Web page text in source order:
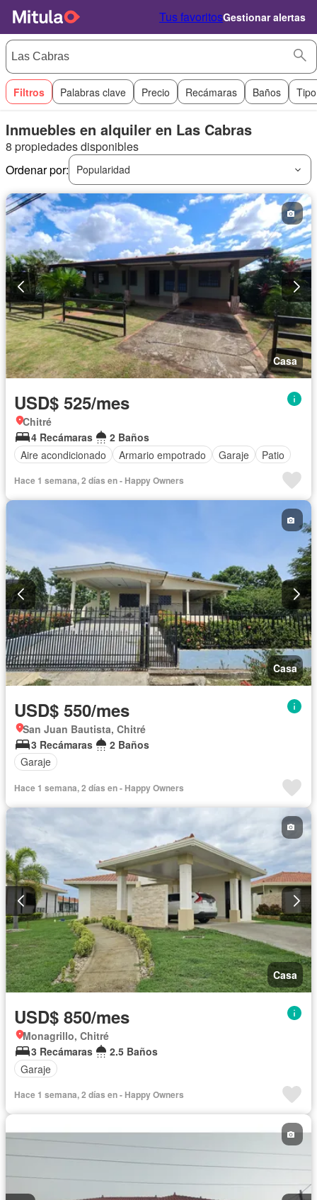
Tus favoritosGestionar alertas
Filtros Palabras clave Precio Recámaras Baños
Inmuebles en alquiler en Las Cabras
8 propiedades disponibles
Ordenar por:
Popularidad
Casa
USD$ 525/mes
Chitré
4 Recámaras
2 Baños
Aire acondicionado
Armario empotrado Garaje Patio
Hace 1 semana, 2 días en - Happy Owners
Casa
USD$ 550/mes
San Juan Bautista, Chitré
3 Recámaras
2 Baños
Garaje
Hace 1 semana, 2 días en - Happy Owners
Casa
USD$ 850/mes
Monagrillo, Chitré
3 Recámaras
2.5 Baños
Garaje
Hace 1 semana, 2 días en - Happy Owners